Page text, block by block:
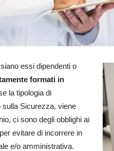
essi dipendenti o
formati in
la tipologia di
sulla Sicurezza, viene
ci sono degli obblighi ai
evitare di incorrere in
e/o amministrativa.